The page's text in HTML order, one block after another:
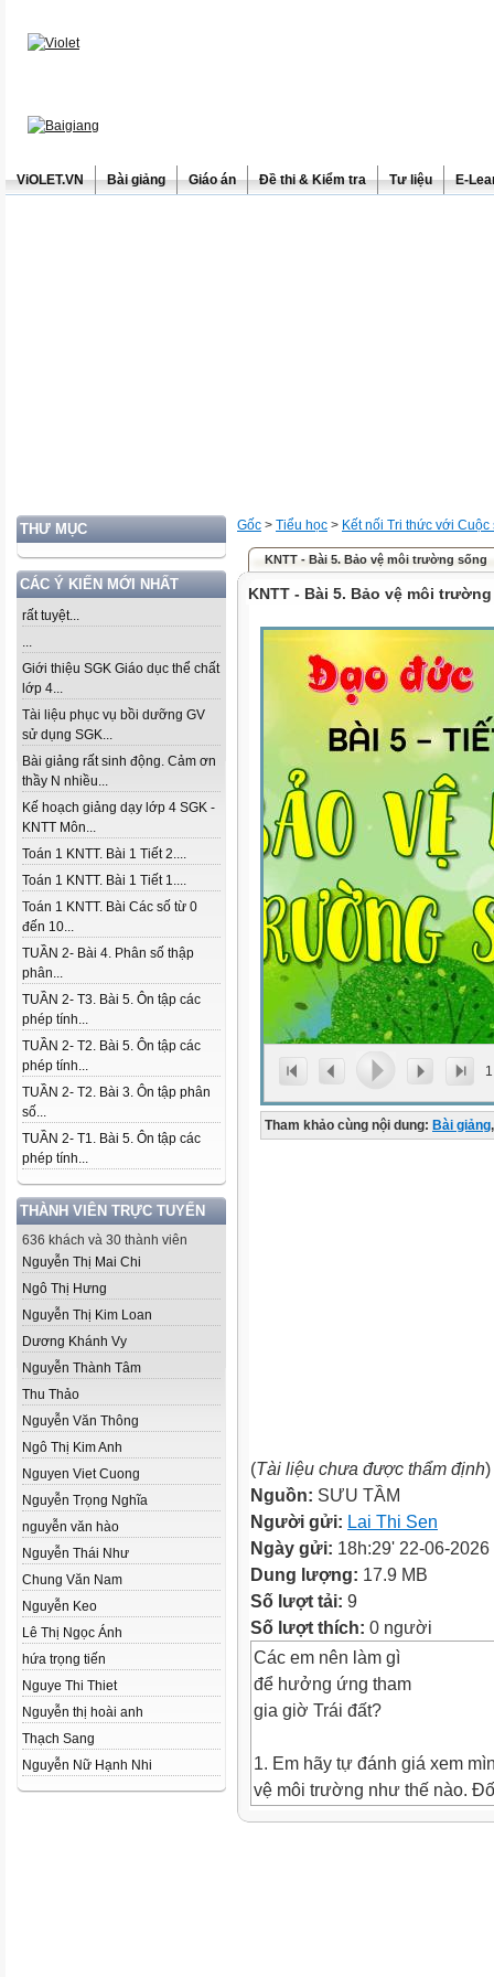
ViOLET.VN Bài giảng Giáo án Đề thi & Kiểm tra Tư liệu E-
THƯ MỤC
CÁC Ý KIẾN MỚI NHẤT
rất tuyệt...
...
Giới thiệu SGK Giáo dục thể chất
lớp 4...
Tài liệu phục vụ bồi dưỡng GV
sử dụng SGK...
Bài giảng rất sinh động. Cảm ơn
thầy N nhiều...
Kế hoạch giảng dạy lớp 4 SGK -
KNTT Môn...
Toán 1 KNTT. Bài 1 Tiết 2....
Toán 1 KNTT. Bài 1 Tiết 1....
Toán 1 KNTT. Bài Các số từ 0
đến 10...
TUẦN 2- Bài 4. Phân số thập
phân...
TUẦN 2- T3. Bài 5. Ôn tập các
phép tính...
TUẦN 2- T2. Bài 5. Ôn tập các
phép tính...
TUẦN 2- T2. Bài 3. Ôn tập phân
số...
TUẦN 2- T1. Bài 5. Ôn tập các
phép tính...
THÀNH VIÊN TRỰC TUYẾN
636 khách và 30 thành viên
Nguyễn Thị Mai Chi
Ngô Thị Hưng
Nguyễn Thị Kim Loan
Dương Khánh Vy
Nguyễn Thành Tâm
Thu Thảo
Nguyễn Văn Thông
Ngô Thị Kim Anh
Nguyen Viet Cuong
Nguyễn Trọng Nghĩa
nguyễn văn hào
Nguyễn Thái Như
Chung Văn Nam
Nguyễn Keo
Lê Thị Ngọc Ánh
hứa trọng tiến
Nguye Thi Thiet
Nguyễn thị hoài anh
Thạch Sang
Nguyễn Nữ Hạnh Nhi
Gốc > Tiểu học > Kết nối Tri thức với Cuộc
KNTT - Bài 5. Bảo vệ môi trường sống
KNTT - Bài 5. Bảo vệ môi
1
Tham khảo cùng nội dung: Bài giảng,
(Tài liệu chưa được thẩm định)
Nguồn: SƯU TẦM
Người gửi: Lai Thi Sen
Ngày gửi: 18h:29' 22-06-2026
Dung lượng: 17.9 MB
Số lượt tải: 9
Số lượt thích: 0 người
Các em nên làm gì
để hưởng ứng tham
gia giờ Trái đất?
1. Em hãy tự đánh giá xem
vệ môi trường như thế nào.